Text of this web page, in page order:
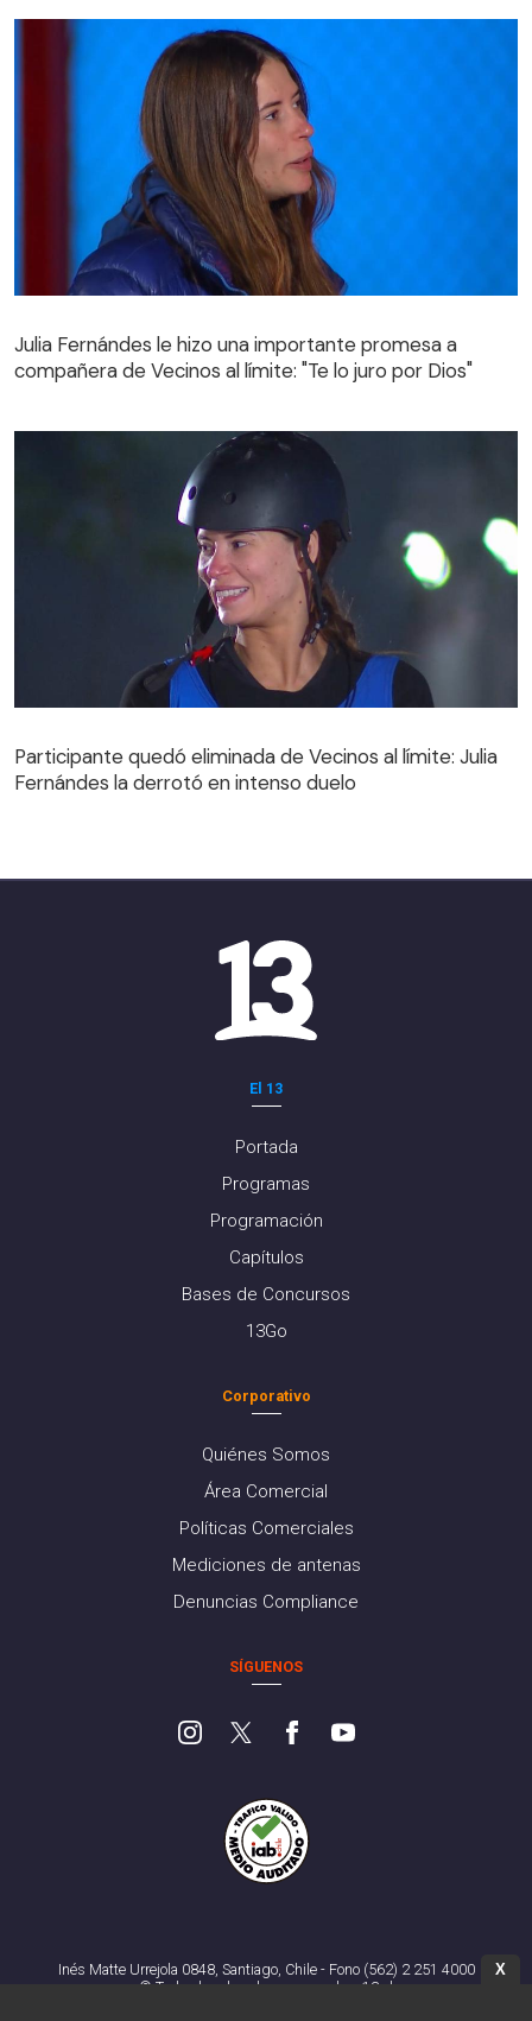
compañera de Vecinos al límite: "Te lo juro por Dios"
Julia Fernándes le hizo una importante promesa a
compañera de Vecinos al límite: "Te lo juro por Dios"
Fernándes la derrotó en intenso duelo
Participante quedó eliminada de Vecinos al límite: Julia
Fernándes la derrotó en intenso duelo
El 13
Portada
Programas
Programación
Capítulos
Bases de Concursos
13Go
Corporativo
Quiénes Somos
Área Comercial
Políticas Comerciales
Mediciones de antenas
Denuncias Compliance
SÍGUENOS
Inés Matte Urrejola 0848, Santiago, Chile - Fono (562) 2 251 4000
© Todos los derechos reservados. 13.cl
X